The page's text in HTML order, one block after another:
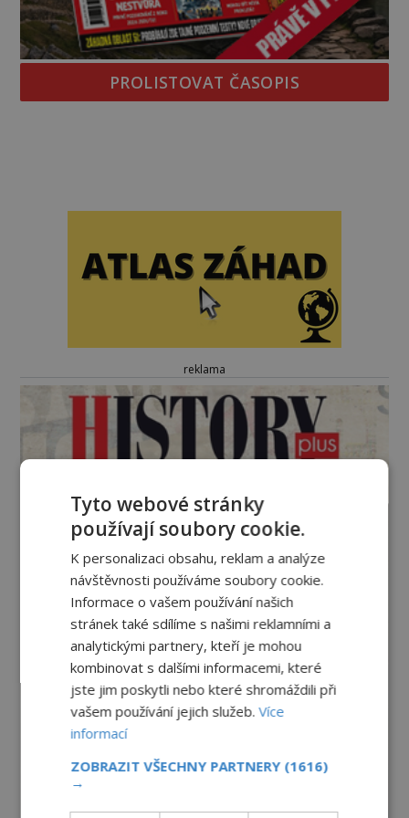
PROLISTOVAT ČASOPIS
reklama
Tyto webové stránky
používají soubory cookie.
K personalizaci obsahu, reklam a analýze
návštěvnosti používáme soubory cookie.
Informace o vašem používání našich
stránek také sdílíme s našimi reklamními a
analytickými partnery, kteří je mohou
kombinovat s dalšími informacemi, které
jste jim poskytli nebo které shromáždili při
vašem používání jejich služeb.Více
informací
ZOBRAZIT VŠECHNY PARTNERY (1616)
→